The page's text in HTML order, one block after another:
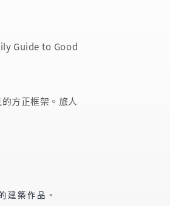
Guide to Good
方正框架。旅人
築作品。